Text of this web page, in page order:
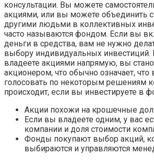
консультации. Вы можете
акциями, или вы можете объединить
другими людьми в коллективных
часто называются фондом. Если вы
деньги в средства, вам не нужно
выбору индивидуальных инвестиций.
владеете акциями напрямую, вы
акционером, что обычно означает,
голосовать по некоторым решениям
происходит, если вы инвестируете в
Акции похожи на крошечные
Если вы владеете одним, у вас
компании и доля стоимости
Фонды покупают выбор акций,
выбираются и управляются